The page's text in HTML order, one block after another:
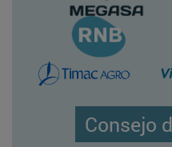
Consejo